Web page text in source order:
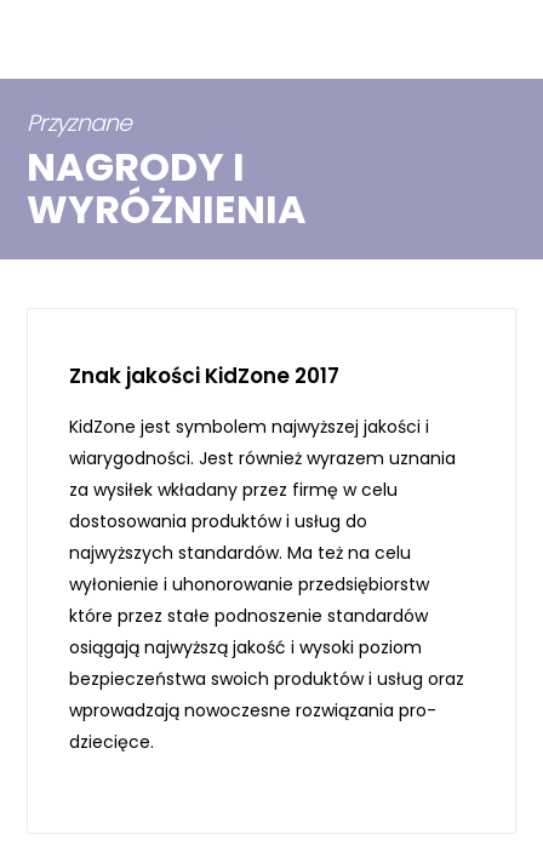
Przyznane
NAGRODY I
WYRÓŻNIENIA
Znak jakości KidZone 2017
KidZone jest symbolem najwyższej jakości i
wiarygodności. Jest również wyrazem uznania
za wysiłek wkładany przez firmę w celu
dostosowania produktów i usług do
najwyższych standardów. Ma też na celu
wyłonienie i uhonorowanie przedsiębiorstw
które przez stałe podnoszenie standardów
osiągają najwyższą jakość i wysoki poziom
bezpieczeństwa swoich produktów i usług oraz
wprowadzają nowoczesne rozwiązania pro-
dziecięce.